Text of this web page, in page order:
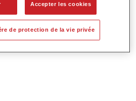
colorimétrique.
Le Vernis HS Permasolid.
Accepter les cookies
de protection de la vie privée